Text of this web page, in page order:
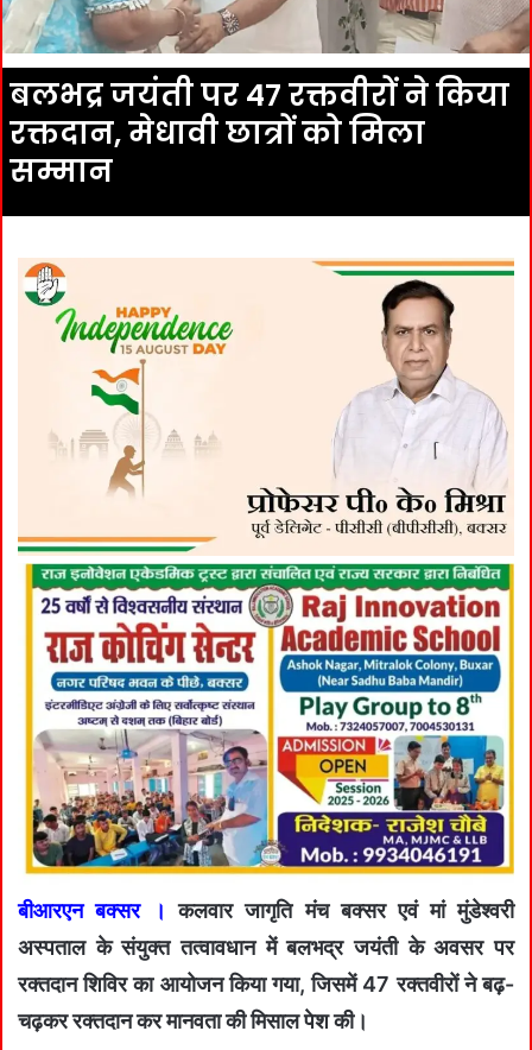
बलभद्र जयंती पर 47 रक्तवीरों ने किया
रक्तदान, मेधावी छात्रों को मिला
सम्मान
बीआरएन बक्सर ।कलवार जागृति मंच बक्सर एवं मां मुंडेश्वरी
अस्पताल के संयुक्त तत्वावधान में बलभद्र जयंती के अवसर पर
रक्तदान शिविर का आयोजन किया गया, जिसमें 47 रक्तवीरों ने बढ़-
चढ़कर रक्तदान कर मानवता की मिसाल पेश की।